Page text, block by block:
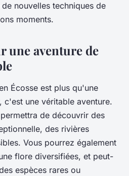
nouvelles techniques de
moments.
une aventure de
Écosse est plus qu'une
c'est une véritable aventure.
de découvrir des
des rivières
Vous pourrez également
flore diversifiées, et peut-
espèces rares ou